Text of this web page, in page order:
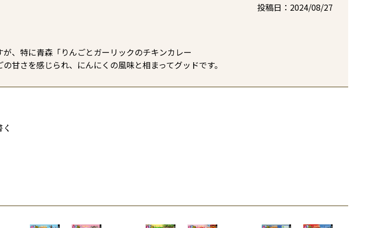
投稿日 2024/08/27
が、特に青森「りんごとガーリックのチキンカレー
甘さを感じられ、にんにくの風味と相まってグッドです。